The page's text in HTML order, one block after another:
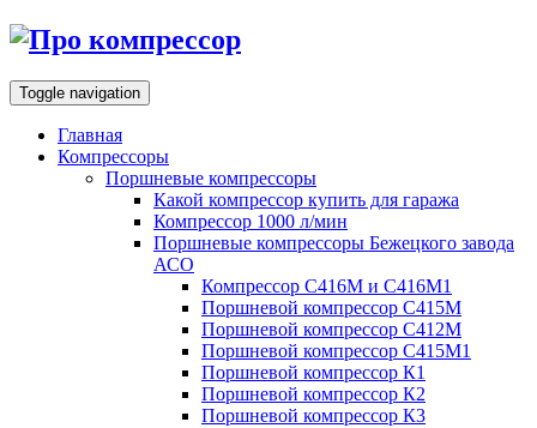
Toggle navigation
Главная
Компрессоры
Поршневые компрессоры
Какой компрессор купить для гаража
Компрессор 1000 л/мин
Поршневые компрессоры Бежецкого завода
АСО
Компрессор С416М и С416М1
Поршневой компрессор С415М
Поршневой компрессор С412М
Поршневой компрессор С415М1
Поршневой компрессор К1
Поршневой компрессор К2
Поршневой компрессор К3